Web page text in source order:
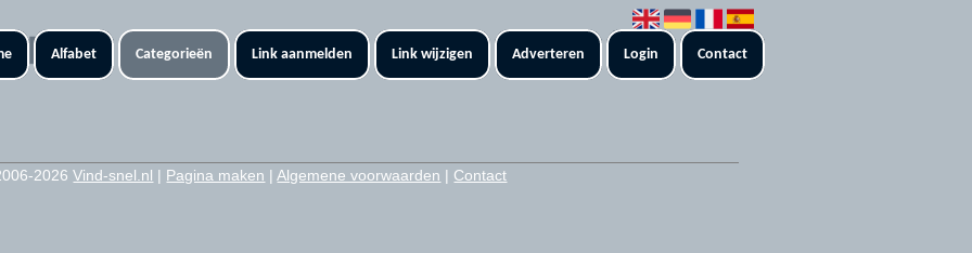
Alfabet Categorieën Link aanmelden Link wijzigen Adverteren Login Contact
2026Vind-snel.nl | Pagina maken |Algemene voorwaarden | Contact